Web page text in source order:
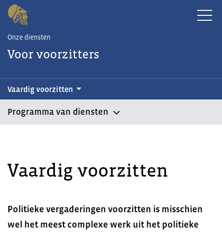
Onze diensten
Voor voorzitters
Vaardig voorzitten
Programma van diensten
Vaardig voorzitten
Politieke vergaderingen voorzitten is misschien
wel het meest complexe werk uit het politieke